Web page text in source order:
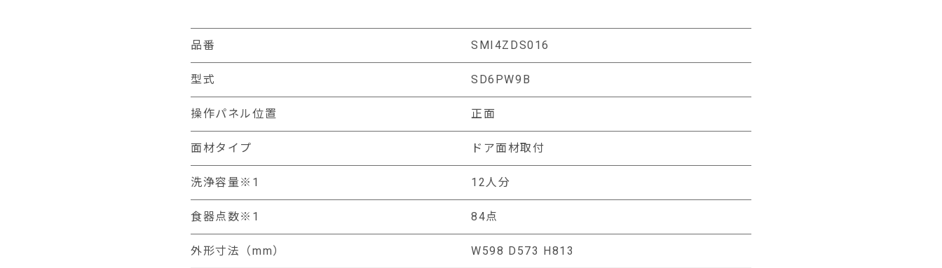
品番 SMI4ZDS016
型式 SD6PW9B
操作パネル位置 正面
面材タイプ ドア面材取付
洗浄容量※1 12人分
食器点数※1 84点
外形寸法（mm） W598 D573 H813